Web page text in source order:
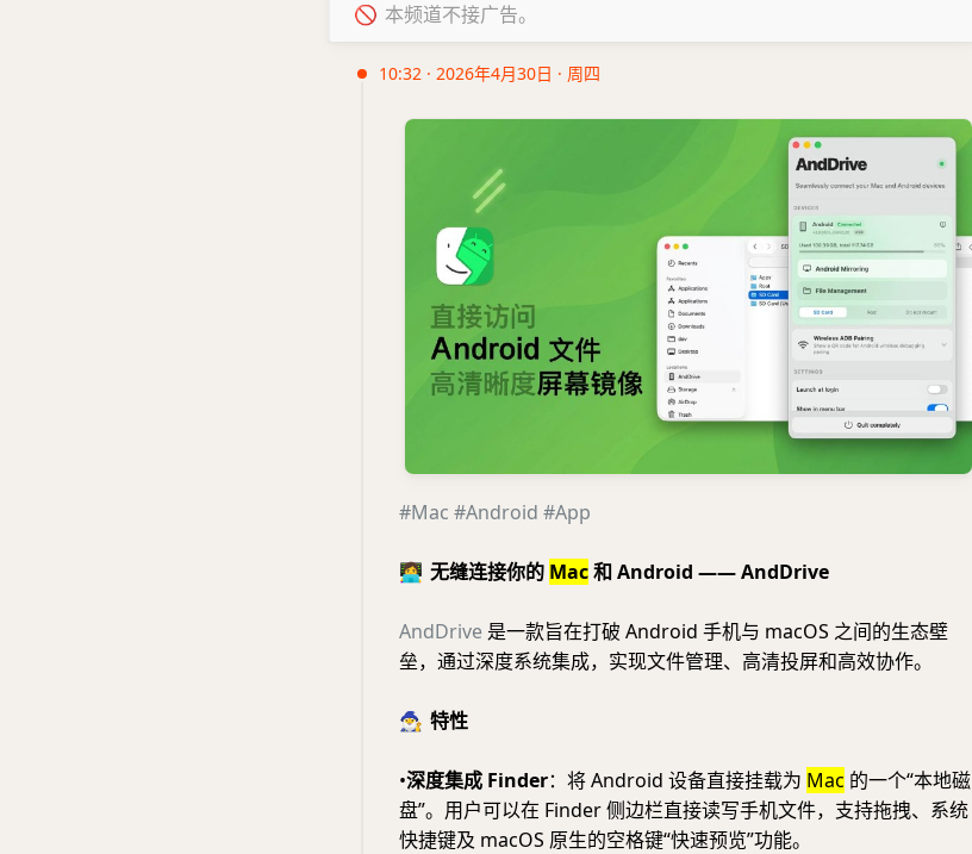
🚫 本频道不接广告。
10:32 · 2026年4月30日 · 周四
#Mac #Android #App
👩‍💻 无缝连接你的 Mac和 Android —— AndDrive
AndDrive 是一款旨在打破 Android 手机与 macOS 之间的生态壁
垒，通过深度系统集成，实现文件管理、高清投屏和高效协作。
🧙‍♂️ 特性
•深度集成 Finder：将 Android 设备直接挂载为 Mac 的一个“本地磁
盘”。用户可以在 Finder 侧边栏直接读写手机文件，支持拖拽、系统
快捷键及 macOS 原生的空格键“快速预览”功能。